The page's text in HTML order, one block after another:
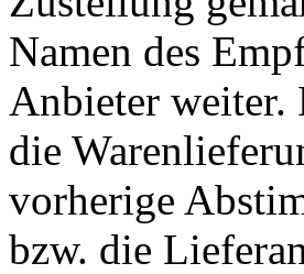
Namen des
Anbieter weiter.
die
vorherige
bzw. die